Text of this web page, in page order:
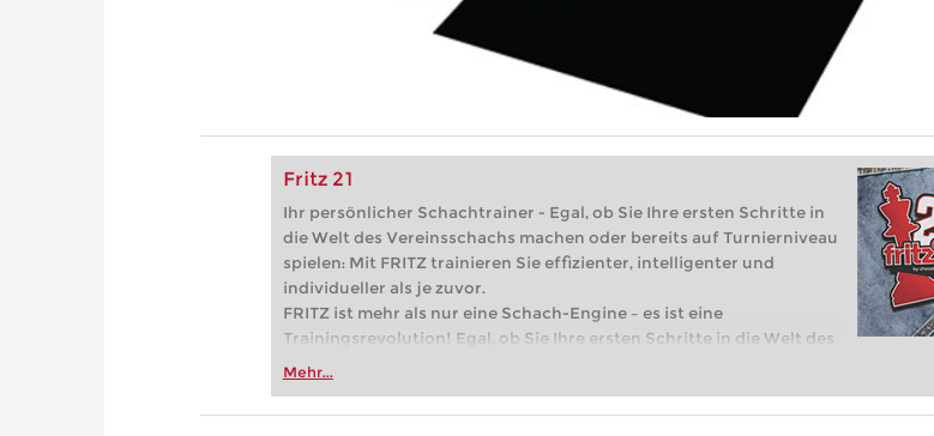
Fritz 21
Ihr persönlicher Schachtrainer - Egal, ob Sie Ihre ersten Schritte in
die Welt des Vereinsschachs machen oder bereits auf Turnierniveau
spielen: Mit FRITZ trainieren Sie effizienter, intelligenter und
individueller als je zuvor.
FRITZ ist mehr als nur eine Schach-Engine – es ist eine
Trainingsrevolution! Egal, ob Sie Ihre ersten Schritte in die Welt des
Vereinsschachs machen oder bereits auf Turnierniveau spielen: Mit
zuvor.
Mehr...